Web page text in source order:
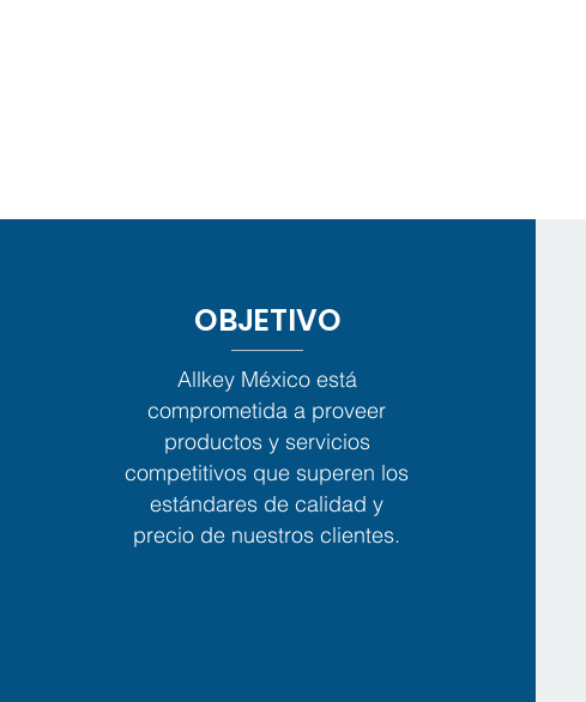
OBJETIVO
Allkey México está
comprometida a proveer
productos y servicios
competitivos que superen los
estándares de calidad y
precio de nuestros clientes.